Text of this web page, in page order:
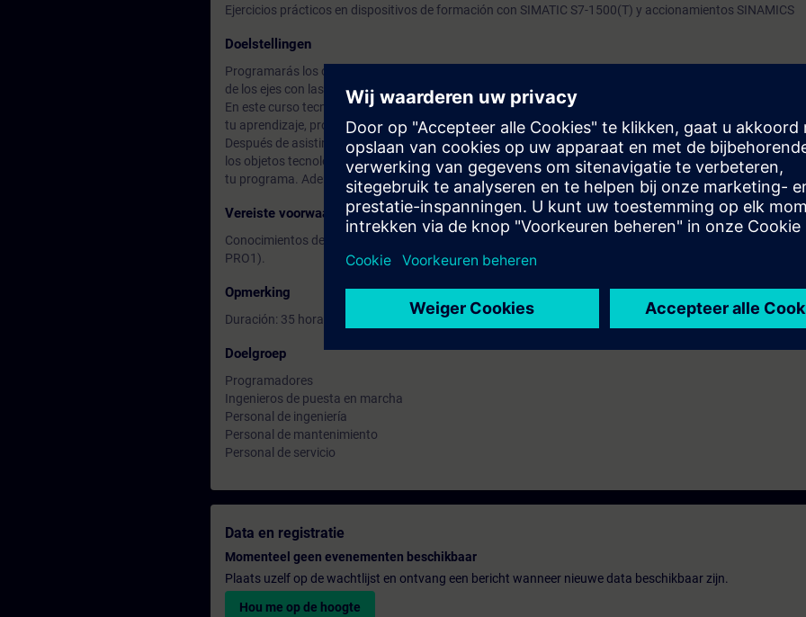
Ejercicios prácticos en dispositivos de formación con SIMATIC S7-1500(T) y accionamientos SINAMICS
Doelstellingen
Programarás los controladores SIMATIC S7-1500 o S7-1200 en TIA Portal. Podrás controlar con
de los ejes con las funciones de control de movimiento integradas.
En este curso tecnológico, aprenderás, paso a paso, las ventajas y el uso de estas funciones. Después de
tu aprendizaje, profundizarás tus conocimientos con la programación práctica.
Después de asistir al curso, comprenderás la interacción de las funciones tecnológicas. Podrás
los objetos tecnológicos adecuados, como el eje de velocidad, el eje de posicionamiento y el eje síncrono,
tu programa. Además, podrás realizar el mantenimiento e identificación de fallos del sistema.
Vereiste voorwaarden
Conocimientos de programación en TIA Portal (equivalentes a los conocimientos adquiridos tras
PRO1).
Opmerking
Duración: 35 horas
Doelgroep
Programadores
Ingenieros de puesta en marcha
Personal de ingeniería
Personal de mantenimiento
Personal de servicio
Data en registratie
Momenteel geen evenementen beschikbaar
Plaats uzelf op de wachtlijst en ontvang een bericht wanneer nieuwe data beschikbaar zijn.
Hou me op de hoogte